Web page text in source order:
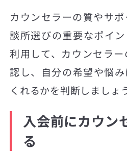
カウンセラーの質やサ
談所選びの重要なポイ
利用して、カウンセラ
認し、自分の希望や悩
くれるかを判断しましょう
入会前にカウン
る